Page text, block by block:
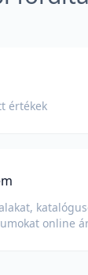
értékek
online